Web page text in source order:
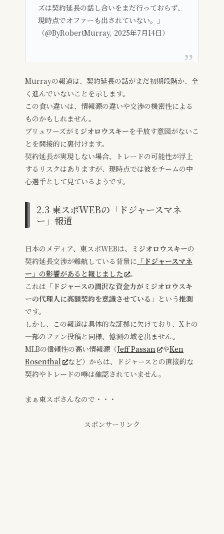
ズは契約延長の話し合いをまだ行っておらず、
現時点でオファーも出されていない。」
（@ByRobertMurray, 2025年7月14日）
Murrayの報道は、契約延長の話がまだ初期段階か、全
く進んでいないことを示します。
この食い違いは、情報源の違いや交渉の機密性による
ものかもしれません。
ブリュワーズがミジオロウスキーを手放す意図がないこ
とを間接的に裏付けます。
契約延長が実現しない場合、トレードの可能性が浮上
するリスクはありますが、現時点では彼をチームの中
心選手として見ているようです。
2.3 東スポWEBの「ドジャースマネ
ー」報道
日本のメディア、東スポWEBは、 ミジオロウスキーの
契約延長交渉が難航している背景に 「ドジャースマネ
ー」 の影響があると報じました
。
これは 「ドジャースの潤沢な資金力がミジオロウスキ
ーの代理人に高額契約を意識させている」 という推測
です。
しかし、この報道は具体的な証拠に欠けており、X上の
一部のファン投稿と同様、憶測の域を出ません。
MLBの信頼性の高い情報源（Jeff Passan やKen
Rosenthal
など）からは、ドジャースとの直接的な
契約やトレードの噂は確認されていません。
まぁ東スポさんなので・・・
スポンサーリンク